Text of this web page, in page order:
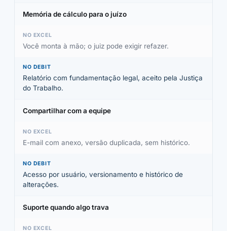
Memória de cálculo para o juízo
Você monta à mão; o juiz pode exigir refazer.
Relatório com fundamentação legal, aceito pela Justiça
do Trabalho.
Compartilhar com a equipe
E-mail com anexo, versão duplicada, sem histórico.
Acesso por usuário, versionamento e histórico de
alterações.
Suporte quando algo trava